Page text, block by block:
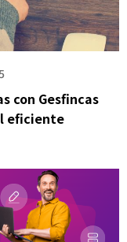
con Gesfincas
eficiente